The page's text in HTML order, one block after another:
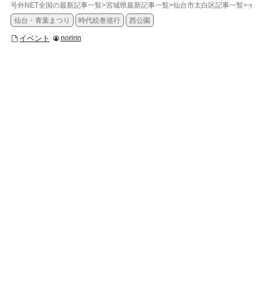
号外NET全国の最新記事一覧>宮城県最新記事一覧>仙台市太白区記事一覧>イ
仙台・青葉まつり
時代絵巻巡行 西公園
イベント noririn